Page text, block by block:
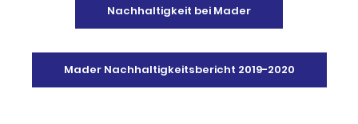
Nachhaltigkeit bei Mader
Mader Nachhaltigkeitsbericht 2019-2020